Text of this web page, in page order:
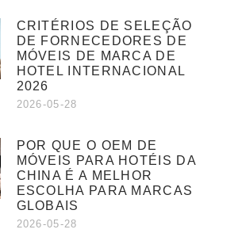
CRITÉRIOS DE SELEÇÃO
DE FORNECEDORES DE
MÓVEIS DE MARCA DE
HOTEL INTERNACIONAL
2026
2026-05-28
POR QUE O OEM DE
MÓVEIS PARA HOTÉIS DA
CHINA É A MELHOR
ESCOLHA PARA MARCAS
GLOBAIS
2026-05-28